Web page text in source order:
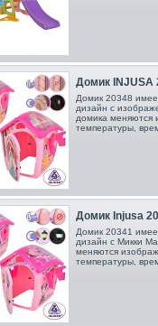
Домик INJUSA
Домик 20348
дизайн с
домика меняются
температуры,
Домик Injusa
Домик 20341
дизайн с Микки
меняются
температуры,